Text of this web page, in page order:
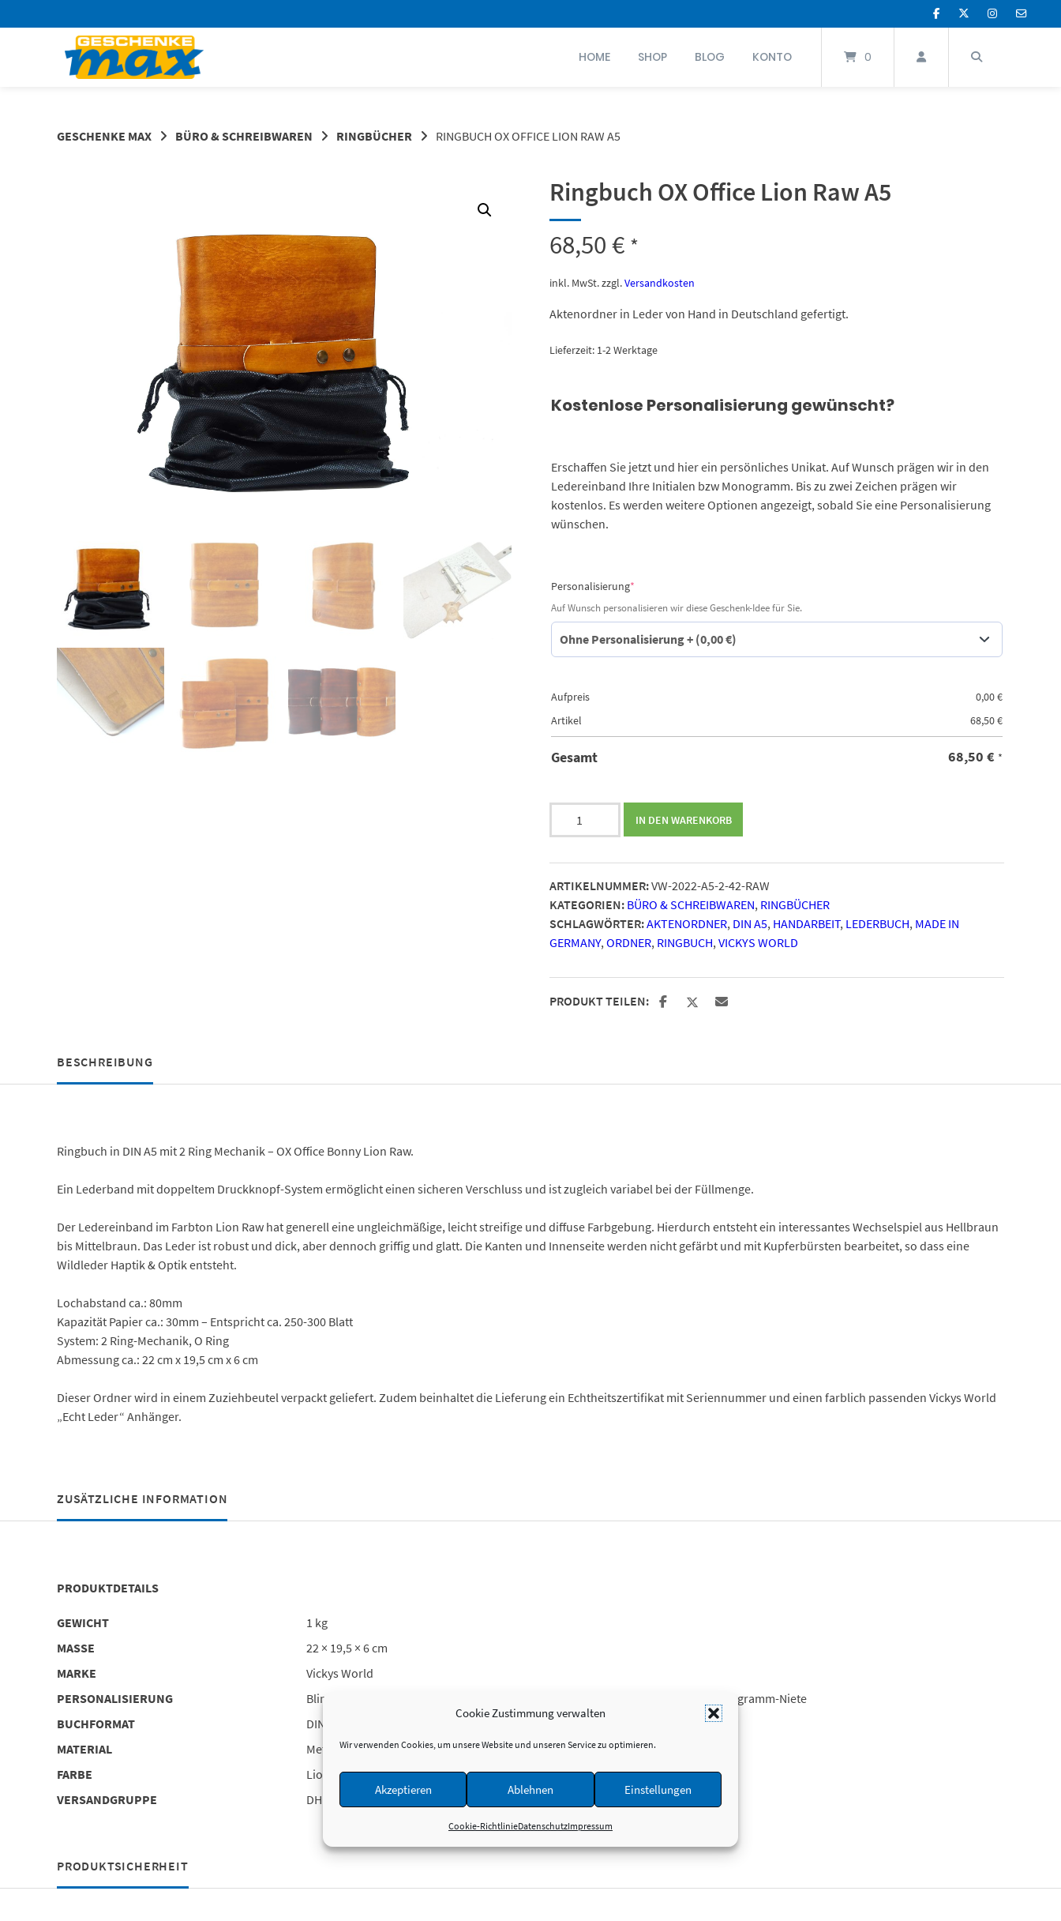
Cookie Zustimmung verwalten
Wir verwenden Cookies, um unsere Website und unseren Service zu optimieren.
Akzeptieren Ablehnen Einstellungen
Cookie-RichtlinieDatenschutzImpressum
Sie
HOME SHOP BLOG KONTO 0
GESCHENKE MAX BÜRO & SCHREIBWAREN RINGBÜCHER RINGBUCH OX OFFICE LION RAW A5
Ringbuch OX Office Lion Raw A5
68,50€ *
inkl. MwSt.zzgl.Versandkosten
Aktenordner in Leder von Hand in Deutschland gefertigt.
Lieferzeit: 1-2 Werktage
Kostenlose Personalisierung gewünscht?
Erschaffen Sie jetzt und hier ein persönliches Unikat. Auf Wunsch prägen wir in den
Ledereinband Ihre Initialen bzw Monogramm. Bis zu zwei Zeichen prägen wir
kostenlos. Es werden weitere Optionen angezeigt, sobald Sie eine Personalisierung
wünschen.
Personalisierung*
Auf Wunsch personalisieren wir diese Geschenk-Idee für Sie.
Aufpreis 0,00€
Artikel
68,50€
Gesamt 68,50 € *
Lion
Raw
A5
Menge
IN DEN WARENKORB
ARTIKELNUMMER:VW-2022-A5-2-42-RAW
KATEGORIEN: BÜRO & SCHREIBWAREN, RINGBÜCHER
SCHLAGWÖRTER:AKTENORDNER, DIN A5, HANDARBEIT, LEDERBUCH, MADE IN
GERMANY,ORDNER, RINGBUCH,VICKYS WORLD
PRODUKT TEILEN:
BESCHREIBUNG
Ringbuch in DIN A5 mit 2 Ring Mechanik – OX Office Bonny Lion Raw.
Ein Lederband mit doppeltem Druckknopf-System ermöglicht einen sicheren Verschluss und ist zugleich variabel bei der Füllmenge.
Der Ledereinband im Farbton Lion Raw hat generell eine ungleichmäßige, leicht streifige und diffuse Farbgebung. Hierdurch entsteht ein interessantes Wechselspiel aus Hellbraun
bis Mittelbraun. Das Leder ist robust und dick, aber dennoch griffig und glatt. Die Kanten und Innenseite werden nicht gefärbt und mit Kupferbürsten bearbeitet, so dass eine
Wildleder Haptik & Optik entsteht.
Lochabstand ca.: 80mm
Kapazität Papier ca.: 30mm – Entspricht ca. 250-300 Blatt
System: 2 Ring-Mechanik, O Ring
Abmessung ca.: 22 cm x 19,5 cm x 6 cm
Dieser Ordner wird in einem Zuziehbeutel verpackt geliefert. Zudem beinhaltet die Lieferung ein Echtheitszertifikat mit Seriennummer und einen farblich passenden Vickys World
„Echt Leder“ Anhänger.
ZUSÄTZLICHE INFORMATION
PRODUKTDETAILS
GEWICHT
1 kg
MASSE
22 × 19,5 × 6 cm
MARKE
Vickys World
PERSONALISIERUNG
Blindprägung Bild & Text, Graviertes Messingschild, Lasergravur Bild & Text, Monogramm-Niete
BUCHFORMAT
DIN A5
MATERIAL
Metall, Rindsleder
FARBE
Lion
VERSANDGRUPPE
DHL 1
PRODUKTSICHERHEIT